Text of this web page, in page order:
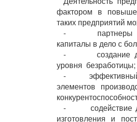
фактором в
таких предприятий
- партнеры на
капиталы в дело с
- создание
уровня безработицы;
- эффективный
элементов
- содействие
изготовления и